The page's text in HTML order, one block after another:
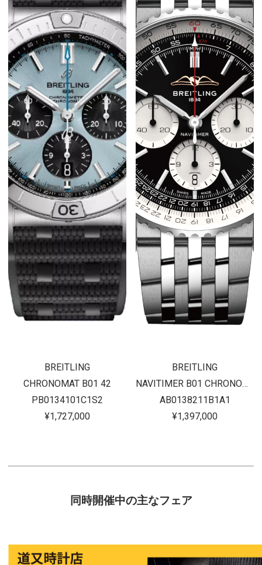
BREITLING
CHRONOMAT B01 42
PB0134101C1S2
¥1,727,000
BREITLING
NAVITIMER B01 CHRONOGRAPH 43
AB0138211B1A1
¥1,397,000
同時開催中の主なフェア